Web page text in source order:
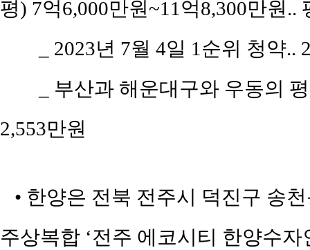
평) 7억6,000만원~11억8,300만원..
_ 2023년 7월 4일 1순위 청약
_ 부산과 해운대구와 우동의
2,553만원
• 한양은 전북 전주시 덕진구 송
주상복합 ‘전주 에코시티 한양수